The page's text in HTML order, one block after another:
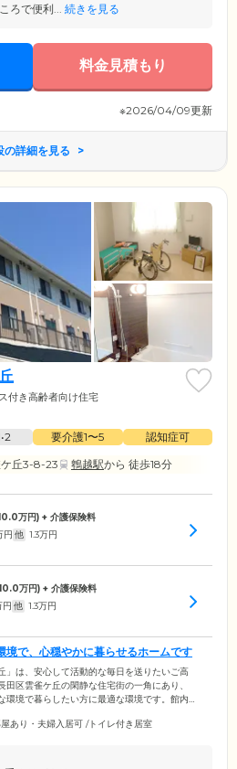
ろで便利... 続きを見る
料金見積もり
※2026/04/09更新
の詳細を見る
付き高齢者向け住宅
要介護1〜5
認知症可
丘3-8-23
鵯越駅から 徒歩18分
万円) + 介護保険料
円 他 1.3万円
10.0万円) + 介護保険料
円 他 1.3万円
境で、心穏やかに暮らせるホームです
」は、安心して活動的な毎日を送りたいご高
田区雲雀ケ丘の閑静な住宅街の一角にあり、
環境で暮らしたい方に最適な環境です。館内
の取り次ぎなどのフロントサービスから、緊
あり・夫婦入居可 /トイレ付き居室